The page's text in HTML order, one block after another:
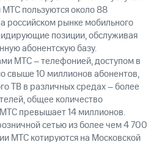
пользуются около 88
российском рынке мобильного
позиции, обслуживая
абонентскую базу.
МТС – телефонией, доступом в
свыше 10 миллионов абонентов,
ТВ в различных средах – более
общее количество
превышает 14 миллионов.
сетью из более чем 4 700
МТС котируются на Московской